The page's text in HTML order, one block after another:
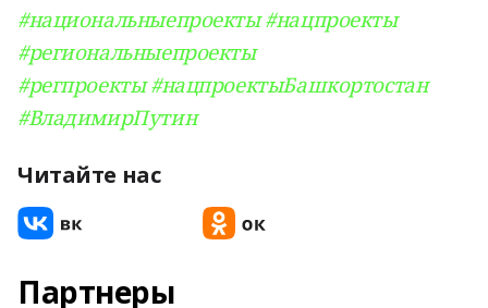
#национальныепроекты #нацпроекты
#региональныепроекты
#регпроекты #нацпроектыБашкортостан
#ВладимирПутин
Читайте нас
Партнеры